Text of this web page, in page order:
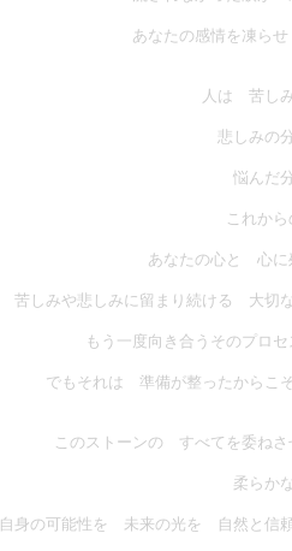
あなたの感情を凍ら
人は 苦し
悲しみの
悩んだ
これか
あなたの心と 心に
苦しみや悲しみに留まり続ける 大
もう一度向き合うそのプロ
でもそれは 準備が整ったからこ
このストーンの すべてを委ねさ
柔らか
自身の可能性を 未来の光を 自然と信